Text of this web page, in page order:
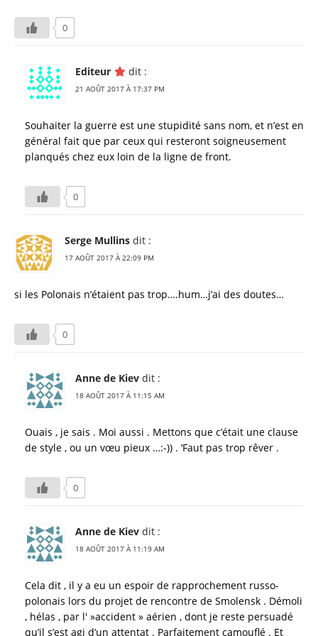
0
Editeur dit :
21 AOÛT 2017 À 17:37 PM
Souhaiter la guerre est une stupidité sans nom, et n’est en
général fait que par ceux qui resteront soigneusement
planqués chez eux loin de la ligne de front.
0
Serge Mullins dit :
17 AOÛT 2017 À 22:09 PM
si les Polonais n’étaient pas trop….hum…j’ai des doutes…
0
Anne de Kiev dit :
18 AOÛT 2017 À 11:15 AM
Ouais , je sais . Moi aussi . Mettons que c’était une clause
de style , ou un vœu pieux …:-)) . ‘Faut pas trop rêver .
0
Anne de Kiev dit :
18 AOÛT 2017 À 11:19 AM
Cela dit , il y a eu un espoir de rapprochement russo-
polonais lors du projet de rencontre de Smolensk . Démoli
, hélas , par l' »accident » aérien , dont je reste persuadé
qu’il s’est agi d’un attentat . Parfaitement camouflé . Et